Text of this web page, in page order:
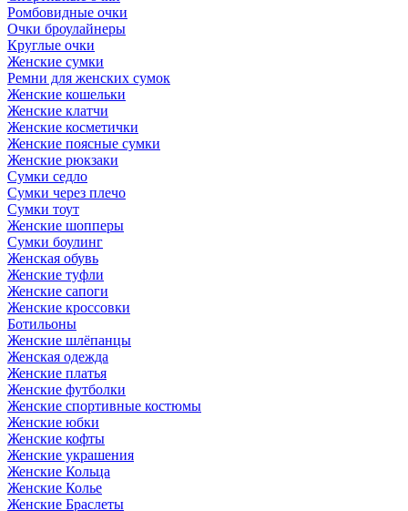
Ромбовидные очки
Очки броулайнеры
Круглые очки
Женские сумки
Ремни для женских сумок
Женские кошельки
Женские клатчи
Женские косметички
Женские поясные сумки
Женские рюкзаки
Сумки седло
Сумки через плечо
Сумки тоут
Женские шопперы
Сумки боулинг
Женская обувь
Женские туфли
Женские сапоги
Женские кроссовки
Ботильоны
Женские шлёпанцы
Женская одежда
Женские платья
Женские футболки
Женские спортивные костюмы
Женские юбки
Женские кофты
Женские украшения
Женские Кольца
Женские Колье
Женские Браслеты